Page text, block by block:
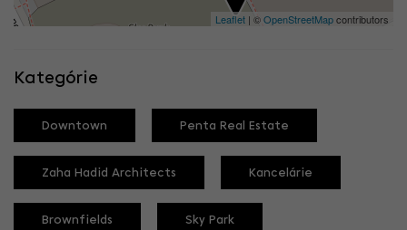
Leaflet | ©OpenStreetMapcontributors
Kategórie
Downtown Penta Real Estate
Zaha Hadid Architects Kancelárie
Brownfields Sky Park